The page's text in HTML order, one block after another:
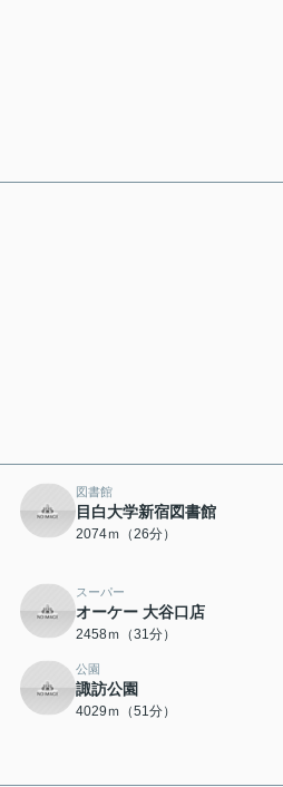
図書館
目白大学新宿図書館
2074ｍ（26分）
スーパー
オーケー 大谷口店
2458ｍ（31分）
公園
諏訪公園
4029ｍ（51分）